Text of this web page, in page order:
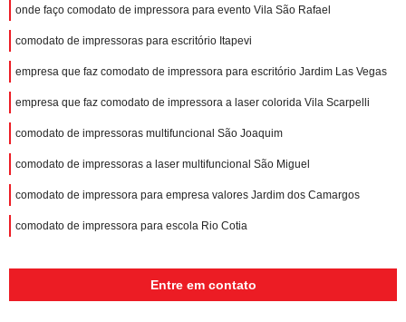
onde faço comodato de impressora para evento Vila São Rafael
comodato de impressoras para escritório Itapevi
empresa que faz comodato de impressora para escritório Jardim Las Vegas
empresa que faz comodato de impressora a laser colorida Vila Scarpelli
comodato de impressoras multifuncional São Joaquim
comodato de impressoras a laser multifuncional São Miguel
comodato de impressora para empresa valores Jardim dos Camargos
comodato de impressora para escola Rio Cotia
Entre em contato